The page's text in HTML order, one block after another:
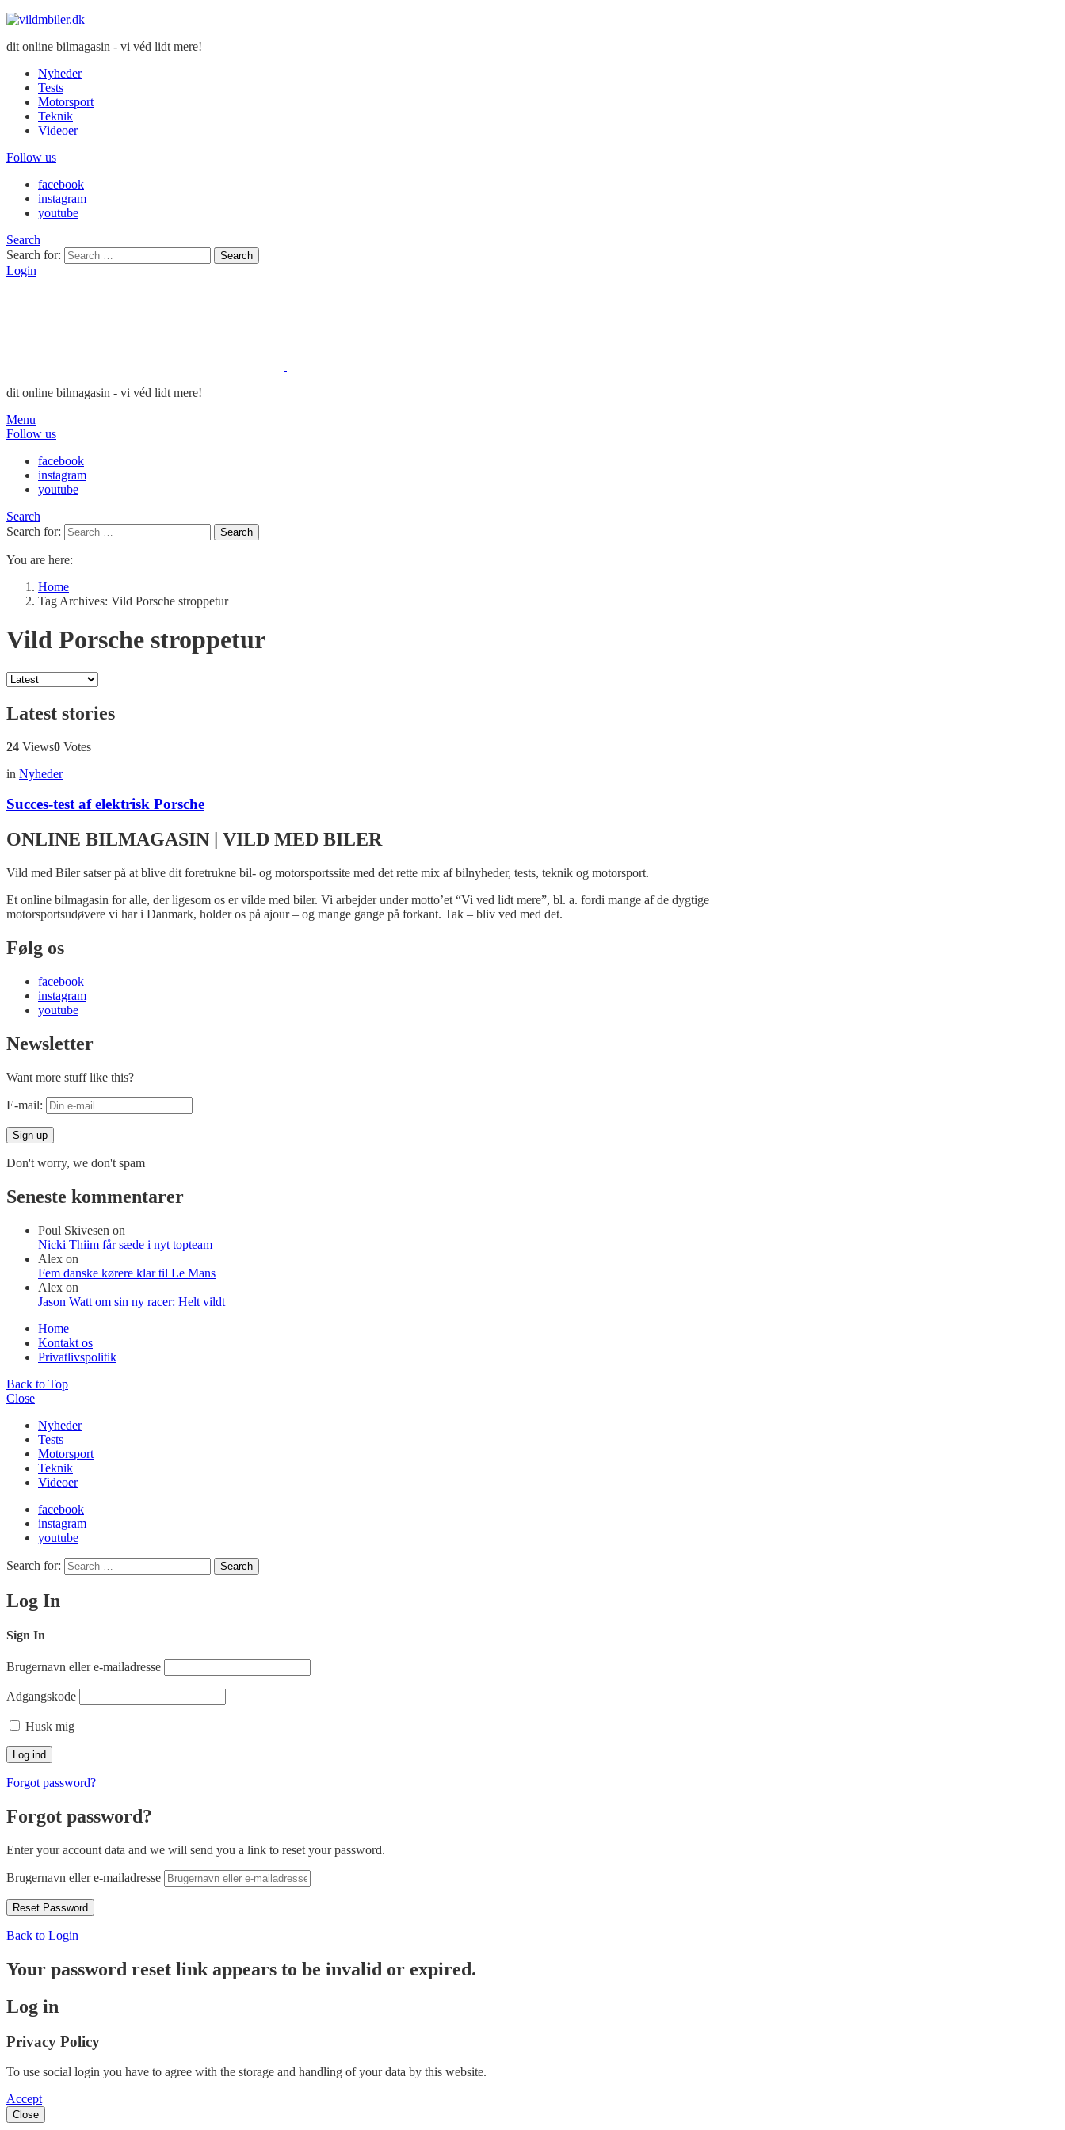
dit online bilmagasin - vi véd lidt mere!
Nyheder
Tests
Motorsport
Teknik
Videoer
Follow us
facebook
instagram
youtube
Search
Search for:
Search
Login
dit online bilmagasin - vi véd lidt mere!
Menu
Follow us
facebook
instagram
youtube
Search
Search for:
Search
You are here:
Home
Tag Archives: Vild Porsche stroppetur
Vild Porsche stroppetur
Latest stories
24 Views0 Votes
in Nyheder
Succes-test af elektrisk Porsche
ONLINE BILMAGASIN | VILD MED BILER
Vild med Biler satser på at blive dit foretrukne bil- og motorsportssite med det rette mix af bilnyheder, tests, teknik og motorsport.
Et online bilmagasin for alle, der ligesom os er vilde med biler. Vi arbejder under motto’et “Vi ved lidt mere”, bl. a. fordi mange af de dygtige
motorsportsudøvere vi har i Danmark, holder os på ajour – og mange gange på forkant. Tak – bliv ved med det.
Følg os
facebook
instagram
youtube
Newsletter
Want more stuff like this?
E-mail:
Don't worry, we don't spam
Seneste kommentarer
Poul Skivesen on
Nicki Thiim får sæde i nyt topteam
Alex on
Fem danske kørere klar til Le Mans
Alex on
Jason Watt om sin ny racer: Helt vildt
Home
Kontakt os
Privatlivspolitik
Back to Top
Close
Nyheder
Tests
Motorsport
Teknik
Videoer
facebook
instagram
youtube
Search for: Search
Log In
Sign In
Brugernavn eller e-mailadresse
Adgangskode
Husk mig
Forgot password?
Forgot password?
Enter your account data and we will send you a link to reset your password.
Brugernavn eller e-mailadresse
Back to Login
Your password reset link appears to be invalid or expired.
Log in
Privacy Policy
To use social login you have to agree with the storage and handling of your data by this website.
Accept
Close